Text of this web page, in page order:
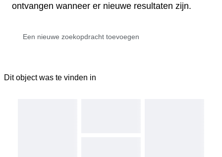
ontvangen wanneer er nieuwe resultaten zijn.
Dit object was te vinden in